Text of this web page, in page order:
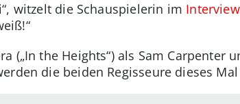
witzelt die Schauspielerin im
(„In the Heights“) als Sam Carpenter
die beiden Regisseure dieses